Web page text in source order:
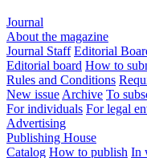
Journal
About the magazine
Journal Staff Editorial
Editorial board How to
Rules and Conditions
New issue Archive To
For individuals For legal
Advertising
Publishing House
Catalog How to publish In